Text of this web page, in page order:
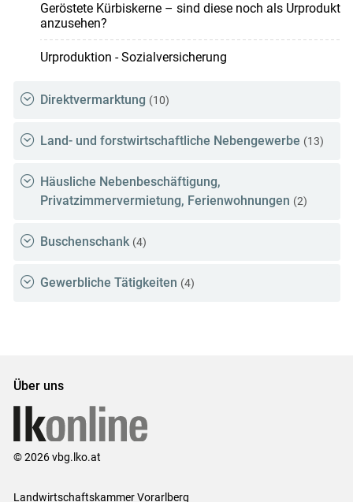
Geröstete Kürbiskerne – sind diese noch als Urprodukt
anzusehen?
Urproduktion - Sozialversicherung
Direktvermarktung (10)
Land- und forstwirtschaftliche Nebengewerbe (13)
Häusliche Nebenbeschäftigung,
Privatzimmervermietung, Ferienwohnungen (2)
Buschenschank (4)
Gewerbliche Tätigkeiten (4)
Über uns
© 2026 vbg.lko.at
Landwirtschaftskammer Vorarlberg